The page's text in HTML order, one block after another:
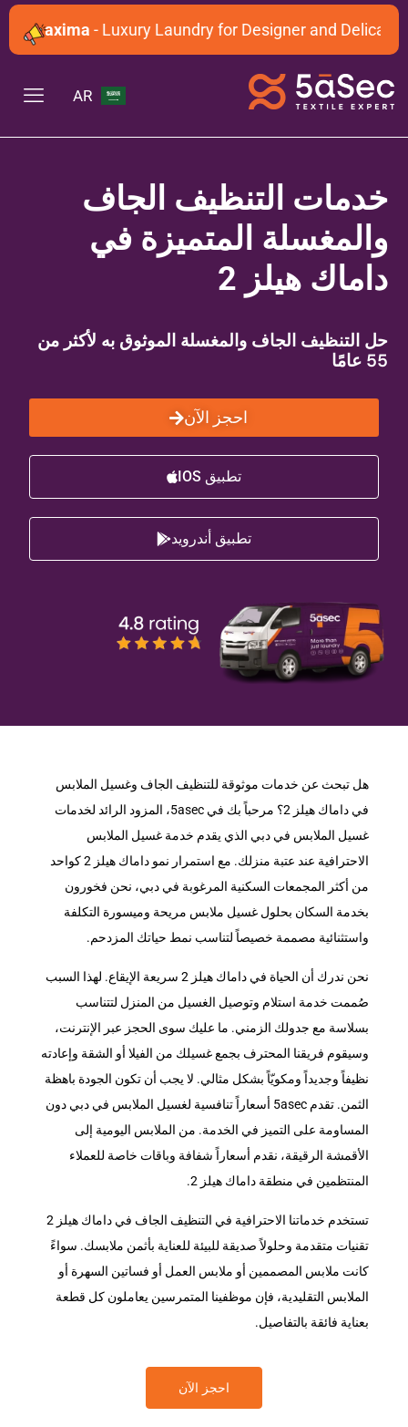
- Luxury Laundry for Designer and Delicate
AR
خدمات التنظيف الجاف
والمغسلة المتميزة في
داماك هيلز 2
حل التنظيف الجاف والمغسلة الموثوق به لأكثر من
55 عامًا
احجز الآن
تطبيق IOS
تطبيق أندرويد
هل تبحث عن خدمات موثوقة للتنظيف الجاف وغسيل الملابس
في داماك هيلز 2؟ مرحباً بك في 5asec، المزود الرائد لخدمات
غسيل الملابس في دبي الذي يقدم خدمة غسيل الملابس
الاحترافية عند عتبة منزلك. مع استمرار نمو داماك هيلز 2 كواحد
من أكثر المجمعات السكنية المرغوبة في دبي، نحن فخورون
بخدمة السكان بحلول غسيل ملابس مريحة وميسورة التكلفة
واستثنائية مصممة خصيصاً لتناسب نمط حياتك المزدحم.
نحن ندرك أن الحياة في داماك هيلز 2 سريعة الإيقاع. لهذا السبب
صُممت خدمة استلام وتوصيل الغسيل من المنزل لتتناسب
بسلاسة مع جدولك الزمني. ما عليك سوى الحجز عبر الإنترنت،
وسيقوم فريقنا المحترف بجمع غسيلك من الفيلا أو الشقة وإعادته
نظيفاً وجديداً ومكويّاً بشكل مثالي. لا يجب أن تكون الجودة باهظة
الثمن. تقدم 5asec أسعاراً تنافسية لغسيل الملابس في دبي دون
المساومة على التميز في الخدمة. من الملابس اليومية إلى
الأقمشة الرقيقة، نقدم أسعاراً شفافة وباقات خاصة للعملاء
المنتظمين في منطقة داماك هيلز 2.
تستخدم خدماتنا الاحترافية في التنظيف الجاف في داماك هيلز 2
تقنيات متقدمة وحلولاً صديقة للبيئة للعناية بأثمن ملابسك. سواءً
كانت ملابس المصممين أو ملابس العمل أو فساتين السهرة أو
الملابس التقليدية، فإن موظفينا المتمرسين يعاملون كل قطعة
بعناية فائقة بالتفاصيل.
احجز الآن